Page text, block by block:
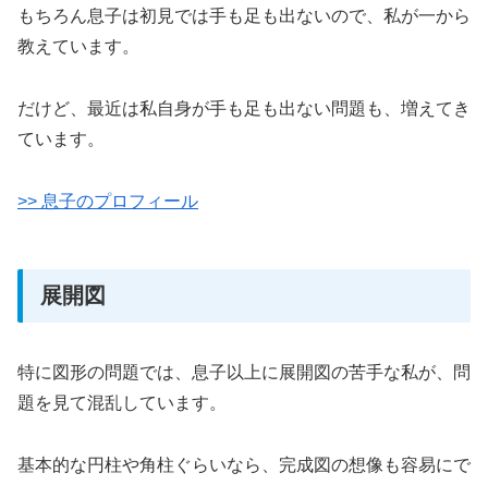
もちろん息子は初見では手も足も出ないので、私が一から
教えています。
だけど、最近は私自身が手も足も出ない問題も、増えてき
ています。
>> 息子のプロフィール
展開図
特に図形の問題では、息子以上に展開図の苦手な私が、問
題を見て混乱しています。
基本的な円柱や角柱ぐらいなら、完成図の想像も容易にで